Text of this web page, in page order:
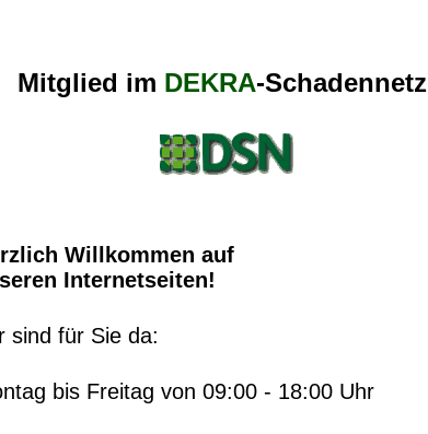
Mitglied im DEKRA-Schadennetz
Willkommen auf
Internetseiten!
sind für Sie da:
bis Freitag von 09:00 - 18:00 Uhr